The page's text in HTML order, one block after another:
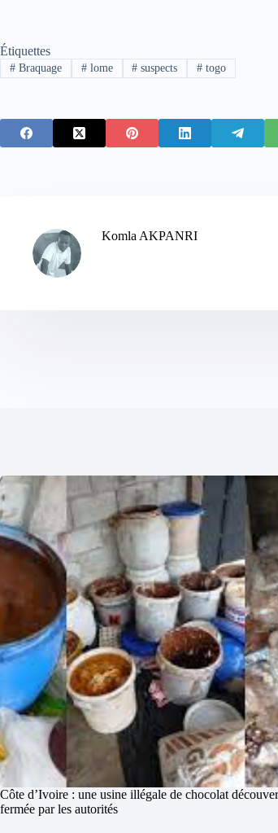
Étiquettes
#Braquage #lome # suspects # togo
Komla AKPANRI
Côte d’Ivoire : une usine illégale de chocolat
fermée par les autorités